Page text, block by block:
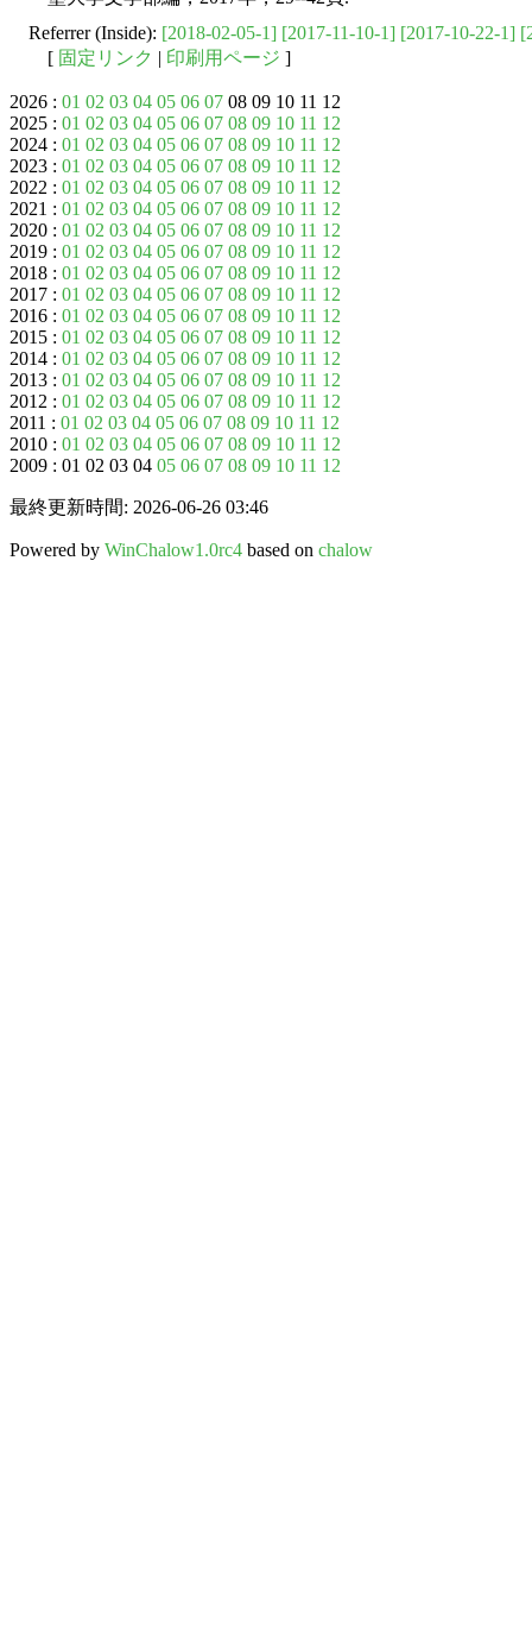
Referrer (Inside): [2018-02-05-1] [2017-11-10-1] [2017-10-22-1]
[ 固定リンク | 印刷用ページ ]
2026 : 01 02 03 04 05 06 07 08 09 10 11 12
2025 : 01 02 03 04 05 06 07 08 09 10 11 12
2024 : 01 02 03 04 05 06 07 08 09 10 11 12
2023 : 01 02 03 04 05 06 07 08 09 10 11 12
2022 : 01 02 03 04 05 06 07 08 09 10 11 12
2021 : 01 02 03 04 05 06 07 08 09 10 11 12
2020 : 01 02 03 04 05 06 07 08 09 10 11 12
2019 : 01 02 03 04 05 06 07 08 09 10 11 12
2018 : 01 02 03 04 05 06 07 08 09 10 11 12
2017 : 01 02 03 04 05 06 07 08 09 10 11 12
2016 : 01 02 03 04 05 06 07 08 09 10 11 12
2015 : 01 02 03 04 05 06 07 08 09 10 11 12
2014 : 01 02 03 04 05 06 07 08 09 10 11 12
2013 : 01 02 03 04 05 06 07 08 09 10 11 12
2012 : 01 02 03 04 05 06 07 08 09 10 11 12
2011 : 01 02 03 04 05 06 07 08 09 10 11 12
2010 : 01 02 03 04 05 06 07 08 09 10 11 12
2009 : 01 02 03 04 05 06 07 08 09 10 11 12
最終更新時間: 2026-06-26 03:46
Powered by WinChalow1.0rc4 based on chalow